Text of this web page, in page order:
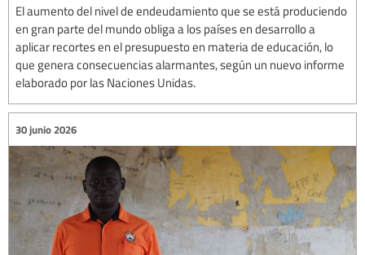
El aumento del nivel de endeudamiento que se está produciendo
en gran parte del mundo obliga a los países en desarrollo a
aplicar recortes en el presupuesto en materia de educación, lo
que genera consecuencias alarmantes, según un nuevo informe
elaborado por las Naciones Unidas.
30 junio 2026